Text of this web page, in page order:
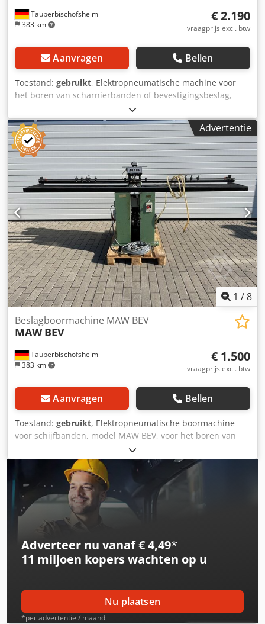
Tauberbischofsheim
383 km
€ 2.190
vraagprijs excl. btw
Aanvragen Bellen
Toestand: gebruikt, Elektropneumatische machine voor
het boren van scharnierbanden of bevestigingsbeslag,
type BS van Schafberger+Sprödhuber, voor het boren van
scharnierbanden of bevestigingsbeslag met mechanische
centrering. Technische gegevens: Chodpfozrytxox Aa Dea -
Technische gegevens: op aanvraag
Advertentie
1 /8
Tauberbischofsheim
383 km
Beslagboormachine MAW BEV
MAW BEV
€ 1.500
vraagprijs excl. btw
Aanvragen Bellen
Toestand: gebruikt, Elektropneumatische boormachine
voor schijfbanden, model MAW BEV, voor het boren van
schijfbanden of bevestigingsonderdelen. Technische
specificaties: Chsdpozrytfofx Aa Doa - Werktafel: 300 x 37
cm - Motor: 1,6 kW - Gewicht: 180 kg
Adverteer nu vanaf € 4,49*
11 miljoen koperswachten op u
Nu plaatsen
*per advertentie / maand